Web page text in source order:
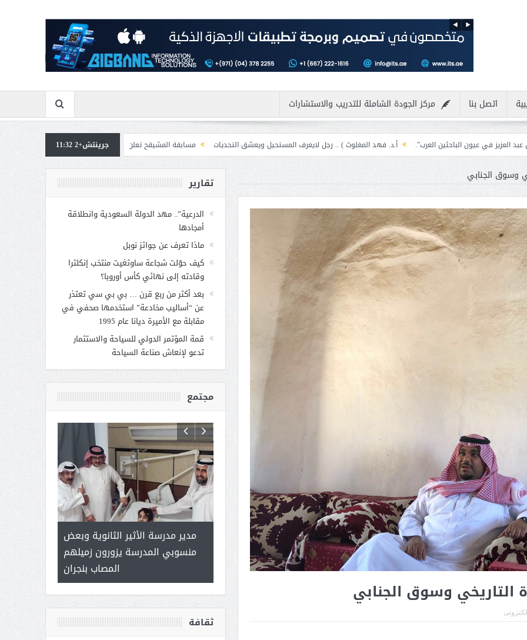
اتصل بنا مركز الجودة الشاملة للتدريب والاستشارات
العرب”. أ.د. فهد المغلوث ) .. رجل لايعرف المستحيل ويعشق التحديات مسابقة المشيقح تعلن فرسان النسخة الخامسة
بمشاركة صاحبة السمو الملكي
جرينتش+2 11:32
وسوق الجنابي
التاريخي وسوق الجنابي
تقارير
الدرعية”.. مهد الدولة السعودية وانطلاقة
أمجادها
ماذا تعرف عن جوائز نوبل
كيف حوّلت شجاعة ساوثغيت منتخب إنكلترا
وقادته إلى نهائي كأس أوروبا؟
بعد أكثر من ربع قرن … بي بي سي تعتذر
عن “أساليب مخادعة” استخدمها صحفي في
مقابلة مع الأميرة ديانا عام 1995
قمة المؤتمر الدولي للسياحة والاستثمار
تدعو لإنعاش صناعة السياحة
مجتمع
( محمد
مدير مدرسة الأثير الثانوية وبعض
منسوبي المدرسة يزورون زميلهم
المصاب بنجران
الأميرة (نجود بنت هذلول ) .. ميراث
العطاء
أمل البنيان .. طبيبة فوق العادة .:
ثقافة